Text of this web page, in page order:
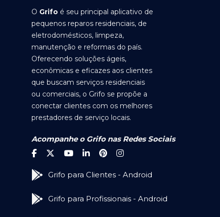
O Grifo é seu principal aplicativo de
pequenos reparos residenciais, de
eletrodomésticos, limpeza,
manutenção e reformas do país.
Oferecendo soluções ágeis,
econômicas e eficazes aos clientes
que buscam serviços residenciais
ou comerciais, o Grifo se propõe a
conectar clientes com os melhores
prestadores de serviço locais.
Acompanhe o Grifo nas Redes Sociais
Grifo para Clientes - Android
Grifo para Profissionais - Android